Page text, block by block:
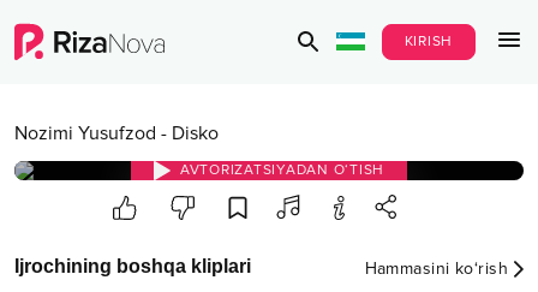
KIRISH
Nozimi Yusufzod - Disko
AVTORIZATSIYADAN O‘TISH
Ijrochining boshqa kliplari Hammasini ko‘rish